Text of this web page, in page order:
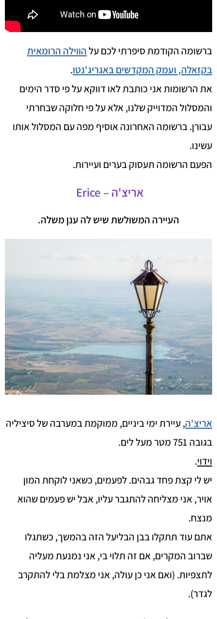
ברשומה הקודמת סיפרתי לכם עלהווילה הרומאית
בקזאלה, ועמק המקדשים באגריג'נטו.
את הרשומות אני כותבת לאו דווקא על פי סדר הימים
והמסלול המדוייק שלנו, אלא על פי חלוקה שבחרתי
עבורן. ברשומה האחרונה אוסיף מפה עם המסלול אותו
עשינו.
הפעם הרשומה תעסוק בערים ועיירות.
אריצ'ה – Erice
העיירה המשולשת שיש לה ענן משלה.
אריצ'ה, עיירת ימי ביניים, ממוקמת במערבה של סיציליה
בגובה 751 מטר מעל לים.
וידוי.
יש לי קצת פחד גבהים. לפעמים, כשאני לוקחת המון
אויר, אני מצליחה להתגבר עליו, אבל יש פעמים שהוא
מנצח.
אתם עוד תתקלו בבן הבליעל הזה בהמשך, כשתגלו
שברוב המקרים, אם זה תלוי בי, אני נמנעת מעליה
לתצפיות. (ואם אני כן עולה, אני מצלמת בלי להתקרב
לגדר).